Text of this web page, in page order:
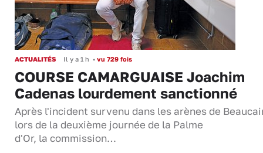
ACTUALITÉS Il y a 1 h • vu 729 fois
COURSE CAMARGUAISE Joachim
Cadenas lourdement sanctionné
Après l'incident survenu dans les arènes de
lors de la deuxième journée de la Palme
d'Or, la commission…